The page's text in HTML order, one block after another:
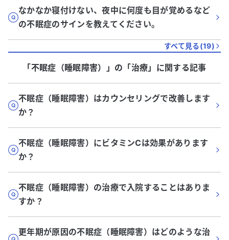
なかなか寝付けない、夜中に何度も目が覚めるなど
の不眠症のサインを教えてください。
すべて見る(19)
「不眠症（睡眠障害）」 の「治療」に関する記事
不眠症（睡眠障害）はカウンセリングで改善します
か？
不眠症（睡眠障害）にビタミンCは効果があります
か？
不眠症（睡眠障害）の治療で入院することはありま
すか？
更年期が原因の不眠症（睡眠障害）はどのような治